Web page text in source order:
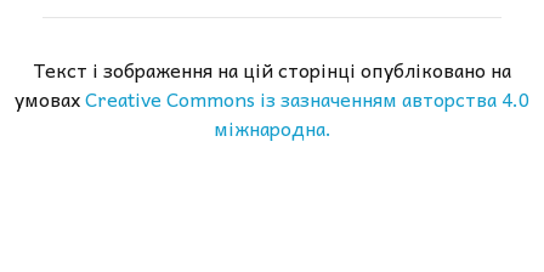
Текст і зображення на цій сторінці опубліковано на
умовахCreative Commons із зазначенням авторства 4.0
міжнародна.